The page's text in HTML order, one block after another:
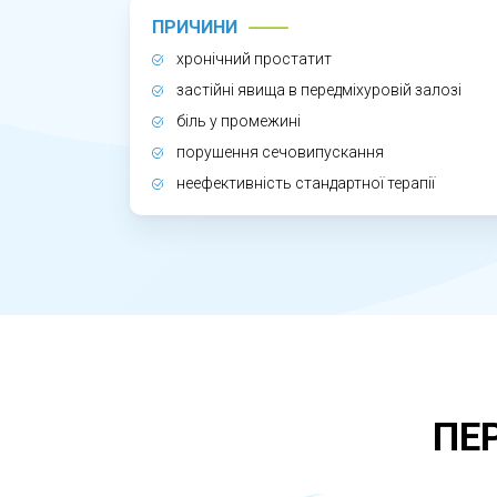
Безпосередній вплив на
кровообіг у тканинах простати.
форму. У Львові пацієнти можуть
ПРИЧИНИ
хронічний простатит
застійні явища в передміхуровій залозі
біль у промежині
порушення сечовипускання
неефективність стандартної терапії